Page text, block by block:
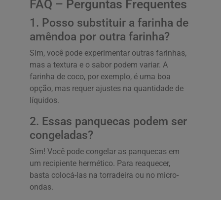
FAQ – Perguntas Frequentes
1. Posso substituir a farinha de
amêndoa por outra farinha?
Sim, você pode experimentar outras farinhas,
mas a textura e o sabor podem variar. A
farinha de coco, por exemplo, é uma boa
opção, mas requer ajustes na quantidade de
líquidos.
2. Essas panquecas podem ser
congeladas?
Sim! Você pode congelar as panquecas em
um recipiente hermético. Para reaquecer,
basta colocá-las na torradeira ou no micro-
ondas.